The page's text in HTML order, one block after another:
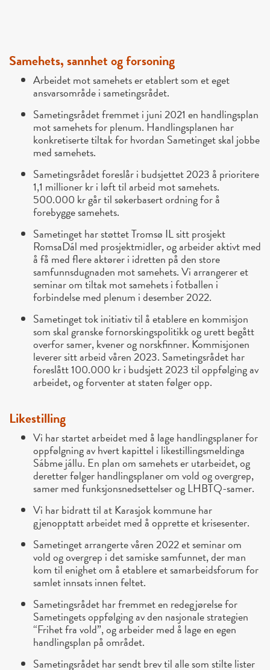
Samehets, sannhet og forsoning
Arbeidet mot samehets er etablert som et eget
ansvarsområde i sametingsrådet.
Sametingsrådet fremmet i juni 2021 en handlingsplan
mot samehets for plenum. Handlingsplanen har
konkretiserte tiltak for hvordan Sametinget skal jobbe
med samehets.
Sametingsrådet foreslår i budsjettet 2023 å prioritere
1,1 millioner kr i løft til arbeid mot samehets.
500.000 kr går til søkerbasert ordning for å
forebygge samehets.
Sametinget har støttet Tromsø IL sitt prosjekt
RomsaDál med prosjektmidler, og arbeider aktivt med
å få med flere aktører i idretten på den store
samfunnsdugnaden mot samehets. Vi arrangerer et
seminar om tiltak mot samehets i fotballen i
forbindelse med plenum i desember 2022.
Sametinget tok initiativ til å etablere en kommisjon
som skal granske fornorskingspolitikk og urett begått
overfor samer, kvener og norskfinner. Kommisjonen
leverer sitt arbeid våren 2023. Sametingsrådet har
foreslått 100.000 kr i budsjett 2023 til oppfølging av
arbeidet, og forventer at staten følger opp.
Likestilling
Vi har startet arbeidet med å lage handlingsplaner for
oppfølgning av hvert kapittel i likestillingsmeldinga
Sábme jállu. En plan om samehets er utarbeidet, og
deretter følger handlingsplaner om vold og overgrep,
samer med funksjonsnedsettelser og LHBTQ-samer.
Vi har bidratt til at Karasjok kommune har
gjenopptatt arbeidet med å opprette et krisesenter.
Sametinget arrangerte våren 2022 et seminar om
vold og overgrep i det samiske samfunnet, der man
kom til enighet om å etablere et samarbeidsforum for
samlet innsats innen feltet.
Sametingsrådet har fremmet en redegjørelse for
Sametingets oppfølging av den nasjonale strategien
“Frihet fra vold”, og arbeider med å lage en egen
handlingsplan på området.
Sametingsrådet har sendt brev til alle som stilte lister